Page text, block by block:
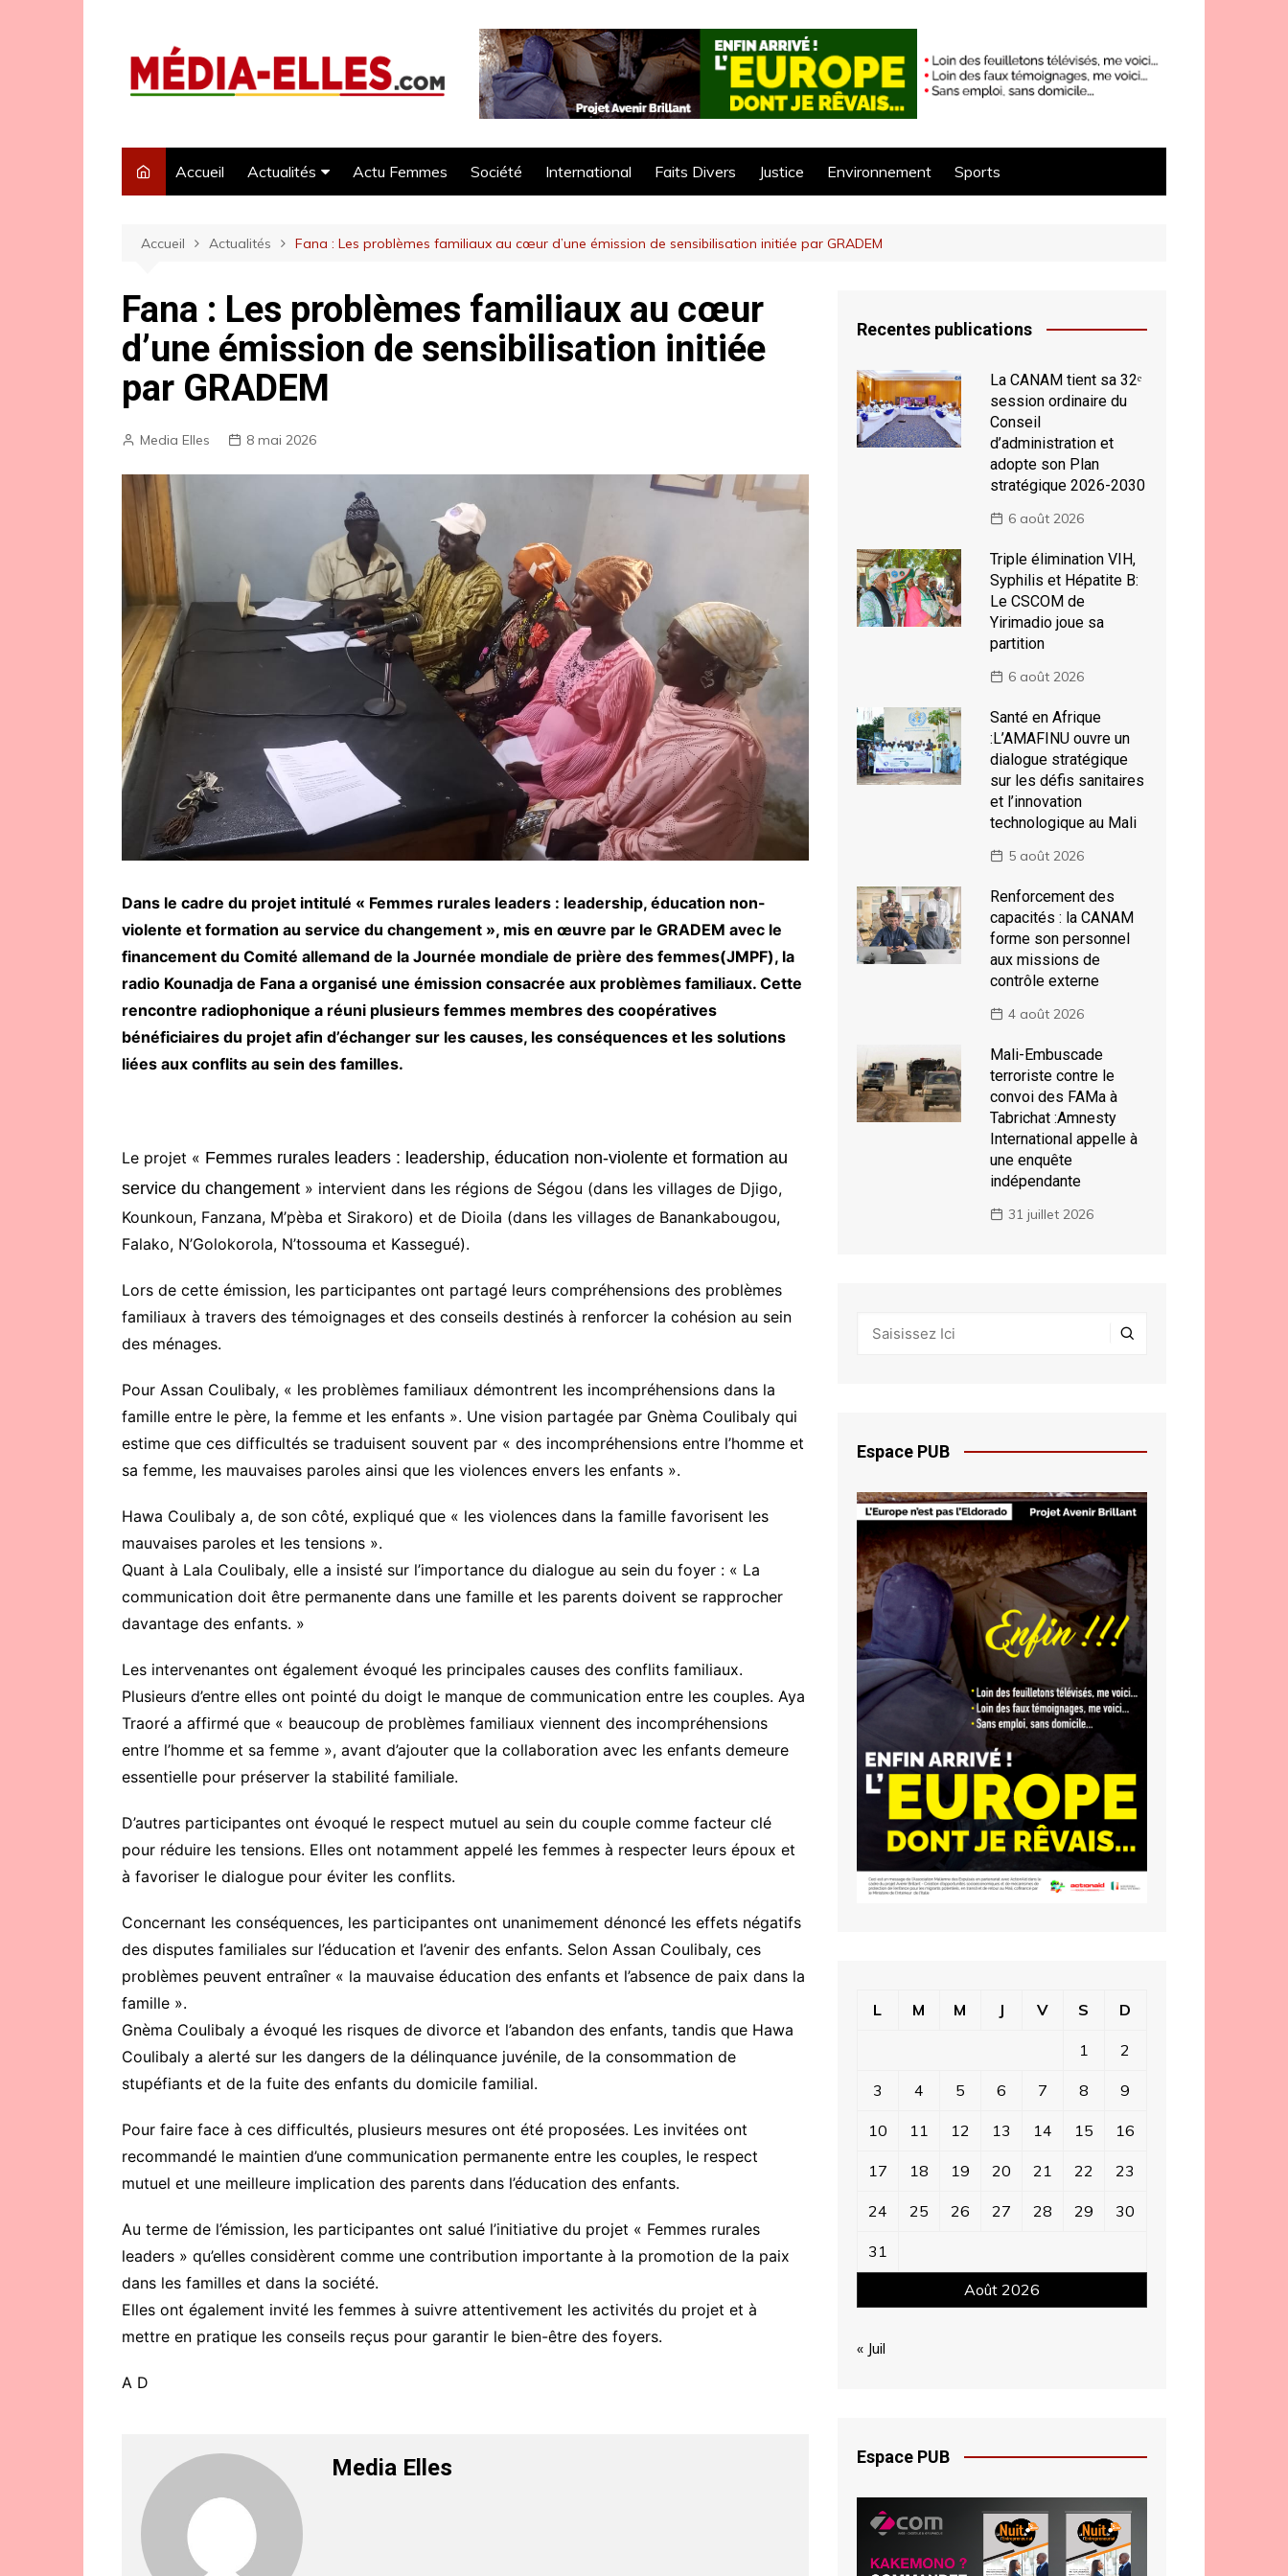
Accueil Actualités
Economie
Santé
Actu Femmes Société International Faits Divers Justice Environnement Sports
Accueil Actualités Fana : Les problèmes familiaux au cœur d’une émission de sensibilisation initiée par GRADEM
Fana : Les problèmes familiaux au cœur
d’une émission de sensibilisation initiée
par GRADEM
Media Elles 8 mai 2026
Dans le cadre du projet intitulé « Femmes rurales leaders : leadership, éducation non-
violente et formation au service du changement », mis en œuvre par le GRADEM avec le
financement du Comité allemand de la Journée mondiale de prière des femmes(JMPF), la
radio Kounadja de Fana a organisé une émission consacrée aux problèmes familiaux. Cette
rencontre radiophonique a réuni plusieurs femmes membres des coopératives
bénéficiaires du projet afin d’échanger sur les causes, les conséquences et les solutions
liées aux conflits au sein des familles.
Le projet « Femmes rurales leaders : leadership, éducation non-violente et formation au
service du changement » intervient dans les régions de Ségou (dans les villages de Djigo,
Kounkoun, Fanzana, M’pèba et Sirakoro) et de Dioila (dans les villages de Banankabougou,
Falako, N’Golokorola, N’tossouma et Kassegué).
Lors de cette émission, les participantes ont partagé leurs compréhensions des problèmes
familiaux à travers des témoignages et des conseils destinés à renforcer la cohésion au sein
des ménages.
Pour Assan Coulibaly, « les problèmes familiaux démontrent les incompréhensions dans la
famille entre le père, la femme et les enfants ». Une vision partagée par Gnèma Coulibaly qui
estime que ces difficultés se traduisent souvent par « des incompréhensions entre l’homme et
sa femme, les mauvaises paroles ainsi que les violences envers les enfants ».
Hawa Coulibaly a, de son côté, expliqué que « les violences dans la famille favorisent les
mauvaises paroles et les tensions ».
Quant à Lala Coulibaly, elle a insisté sur l’importance du dialogue au sein du foyer : « La
communication doit être permanente dans une famille et les parents doivent se rapprocher
davantage des enfants. »
Les intervenantes ont également évoqué les principales causes des conflits familiaux.
Plusieurs d’entre elles ont pointé du doigt le manque de communication entre les couples. Aya
Traoré a affirmé que « beaucoup de problèmes familiaux viennent des incompréhensions
entre l’homme et sa femme », avant d’ajouter que la collaboration avec les enfants demeure
essentielle pour préserver la stabilité familiale.
D’autres participantes ont évoqué le respect mutuel au sein du couple comme facteur clé
pour réduire les tensions. Elles ont notamment appelé les femmes à respecter leurs époux et
à favoriser le dialogue pour éviter les conflits.
Concernant les conséquences, les participantes ont unanimement dénoncé les effets négatifs
des disputes familiales sur l’éducation et l’avenir des enfants. Selon Assan Coulibaly, ces
problèmes peuvent entraîner « la mauvaise éducation des enfants et l’absence de paix dans la
famille ».
Gnèma Coulibaly a évoqué les risques de divorce et l’abandon des enfants, tandis que Hawa
Coulibaly a alerté sur les dangers de la délinquance juvénile, de la consommation de
stupéfiants et de la fuite des enfants du domicile familial.
Pour faire face à ces difficultés, plusieurs mesures ont été proposées. Les invitées ont
recommandé le maintien d’une communication permanente entre les couples, le respect
mutuel et une meilleure implication des parents dans l’éducation des enfants.
Au terme de l’émission, les participantes ont salué l’initiative du projet « Femmes rurales
leaders » qu’elles considèrent comme une contribution importante à la promotion de la paix
dans les familles et dans la société.
Elles ont également invité les femmes à suivre attentivement les activités du projet et à
mettre en pratique les conseils reçus pour garantir le bien-être des foyers.
A D
Media Elles
Recentes publications
La CANAM tient sa 32ᵉ
session ordinaire du
Conseil
d’administration et
adopte son Plan
stratégique 2026-2030
6 août 2026
Triple élimination VIH,
Syphilis et Hépatite B:
Le CSCOM de
Yirimadio joue sa
partition
6 août 2026
Santé en Afrique
:L’AMAFINU ouvre un
dialogue stratégique
sur les défis sanitaires
et l’innovation
technologique au Mali
5 août 2026
Renforcement des
capacités : la CANAM
forme son personnel
aux missions de
contrôle externe
4 août 2026
Mali-Embuscade
terroriste contre le
convoi des FAMa à
Tabrichat :Amnesty
International appelle à
une enquête
indépendante
31 juillet 2026
Espace PUB
Août 2026
L M M J V S D
1 2
3 4 5 6 7 8 9
10 11 12 13 14 15 16
17 18 19 20 21 22 23
24 25 26 27 28 29 30
31
« Juil
Espace PUB